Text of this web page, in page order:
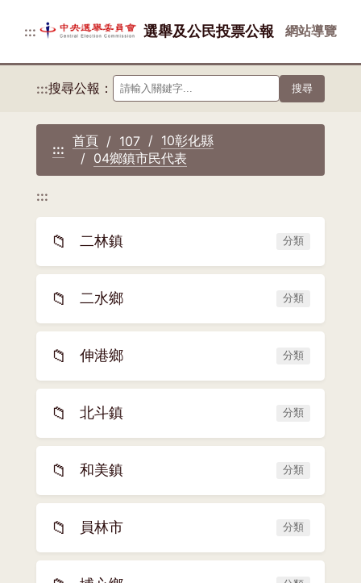
::: 選舉及公民投票公報 網站導覽
:::搜尋公報： 搜尋
:::
首頁 107
10彰化縣
04鄉鎮市民代表
:::
📁 二林鎮 分類
📁 二水鄉 分類
📁 伸港鄉 分類
📁 北斗鎮 分類
📁 和美鎮 分類
📁 員林市 分類